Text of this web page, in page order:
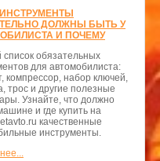
ДОЛЖНЫ БЫТЬ У
И ПОЧЕМУ
обязательных
для автомобилиста:
компрессор, набор ключей,
трос и другие полезные
Узнайте, что должно
и где купить на
качественные
инструменты.